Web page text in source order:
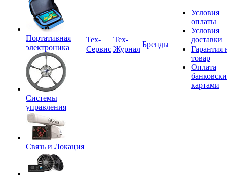
Портативная
электроника
Системы
управления
Связь и Локация
Tex-
Сервис
Тех-
Журнал
Бренды
Условия
оплаты
Условия
доставки
Гарантия
товар
Оплата
картами